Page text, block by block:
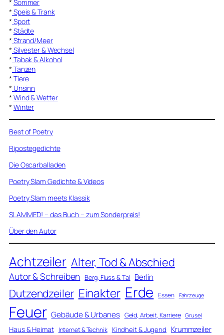
* Sommer
* Speis & Trank
* Sport
* Städte
* Strand/Meer
* Silvester & Wechsel
* Tabak & Alkohol
* Tanzen
* Tiere
* Unsinn
* Wind & Wetter
* Winter
Best of Poetry
Ripostegedichte
Die Oscarballaden
Poetry Slam Gedichte & Videos
Poetry Slam meets Klassik
SLAMMED! – das Buch – zum Sonderpreis!
Über den Autor
Achtzeiler Alter, Tod & Abschied
Autor & Schreiben Berg, Fluss & Tal Berlin
Dutzendzeiler Einakter Erde Essen Fahrzeuge
Feuer Gebäude & Urbanes Geld, Arbeit, Karriere Grusel
Haus & Heimat Internet & Technik Kindheit & Jugend Krummzeiler